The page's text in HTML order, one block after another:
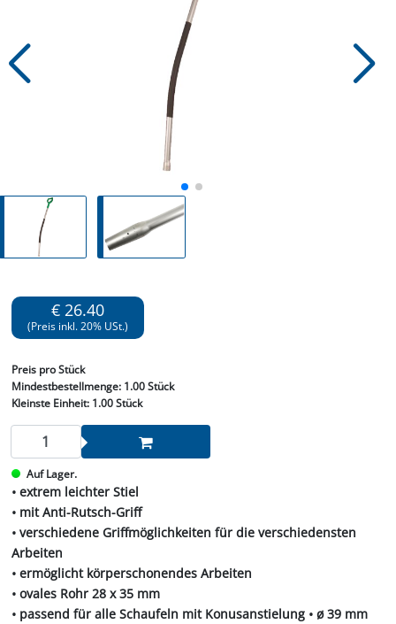
€ 26.40
(Preis inkl. 20% USt.)
Preis pro Stück
Mindestbestellmenge: 1.00 Stück
Kleinste Einheit:1.00 Stück
Auf Lager.
• extrem leichter Stiel
• mit Anti-Rutsch-Griff
• verschiedene Griffmöglichkeiten für die verschiedensten
Arbeiten
• ermöglicht körperschonendes Arbeiten
• ovales Rohr 28 x 35 mm
• passend für alle Schaufeln mit Konusanstielung • ø 39 mm